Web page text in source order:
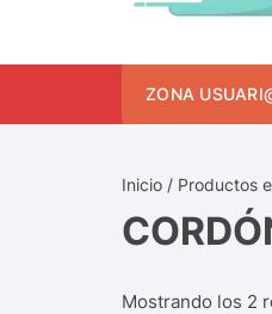
ZONA
Inicio / Productos
Mostrando los 2